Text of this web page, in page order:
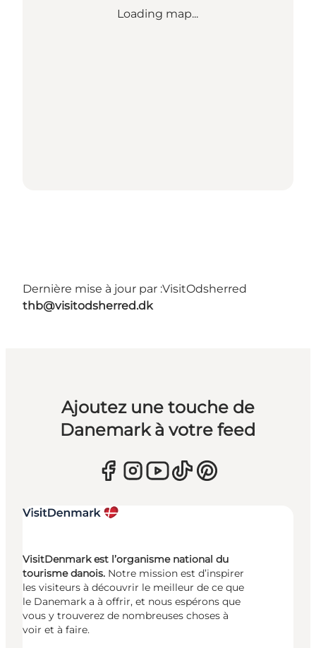
Loading map...
Dernière mise à jour par :VisitOdsherred
thb@visitodsherred.dk
Ajoutez une touche de
Danemark à votre feed
VisitDenmark est l’organisme national du
tourisme danois. Notre mission est d’inspirer
les visiteurs à découvrir le meilleur de ce que
le Danemark a à offrir, et nous espérons que
vous y trouverez de nombreuses choses à
voir et à faire.